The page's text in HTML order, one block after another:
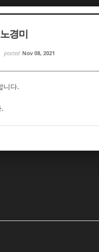
경미
posted Nov 08, 2021
니다.
스케치북5
스케치북5
스케치북5
스케치북5